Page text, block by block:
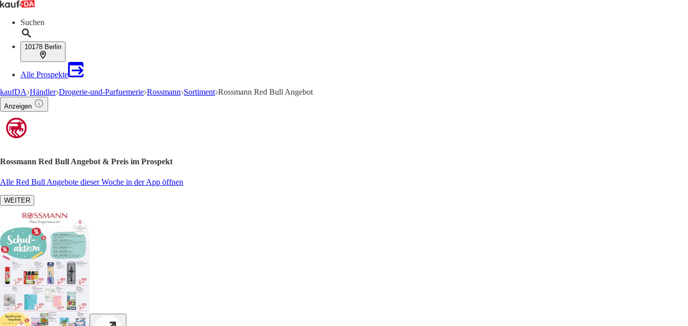
Suchen
10178 Berlin
Alle Prospekte
kaufDA Händler Drogerie-und-Parfuemerie Rossmann Sortiment Rossmann Red Bull Angebot
Anzeigen
Rossmann Red Bull Angebot & Preis im Prospekt
Alle Red Bull Angebote dieser Woche in der App öffnen
WEITER